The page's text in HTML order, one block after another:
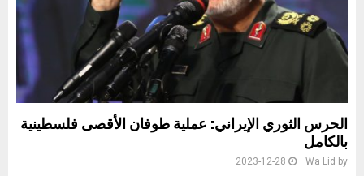
الحرس الثوري الإيراني: عملية طوفان الأقصى فلسطينية
بالكامل
by
Wa Lid
2023-12-28